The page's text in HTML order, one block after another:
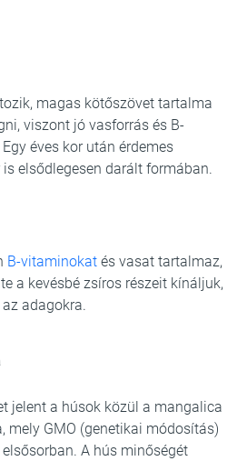
magas kötőszövet tartalma
viszont jó vasforrás és B-
éves kor után érdemes
elsődlegesen darált formában.
B-vitaminokat és vasat tartalmaz,
a kevésbé zsíros részeit kínáljuk,
adagokra.
jelent a húsok közül a mangalica
mely GMO (genetikai módosítás)
A hús minőségét